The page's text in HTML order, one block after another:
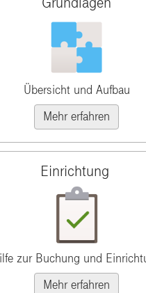
Übersicht und Aufbau
Mehr erfahren
Einrichtung
zur Buchung und
Mehr erfahren